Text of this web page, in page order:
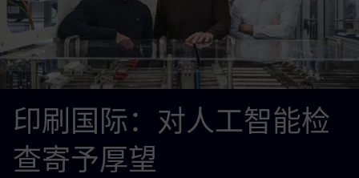
印刷国际：对人工智能检
查寄予厚望